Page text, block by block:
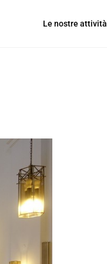
Le nostre attività